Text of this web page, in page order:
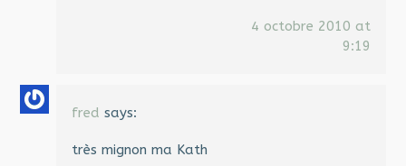
4 octobre 2010 at
9:19
fred says:
très mignon ma Kath